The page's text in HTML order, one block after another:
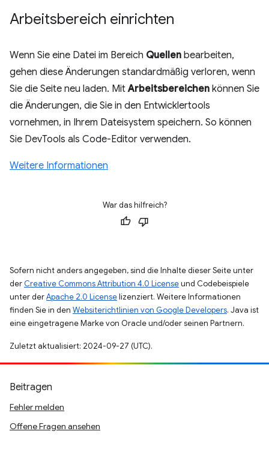
Arbeitsbereich einrichten
Wenn Sie eine Datei im Bereich Quellen bearbeiten,
gehen diese Änderungen standardmäßig verloren, wenn
Sie die Seite neu laden. MitArbeitsbereichen können Sie
die Änderungen, die Sie in den Entwicklertools
vornehmen, in Ihrem Dateisystem speichern. So können
Sie DevTools als Code-Editor verwenden.
Weitere Informationen
War das hilfreich?
Sofern nicht anders angegeben, sind die Inhalte dieser Seite unter
der Creative Commons Attribution 4.0 Licenseund Codebeispiele
unter derApache 2.0 Licenselizenziert. Weitere Informationen
finden Sie in den Websiterichtlinien von Google Developers. Java ist
eine eingetragene Marke von Oracle und/oder seinen Partnern.
Zuletzt aktualisiert: 2024-09-27 (UTC).
Beitragen
Fehler melden
Offene Fragen ansehen